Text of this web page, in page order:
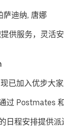
萨迪纳, 唐娜
供服务，灵活
已加入优步大
过 Postmates
日程安排提供派